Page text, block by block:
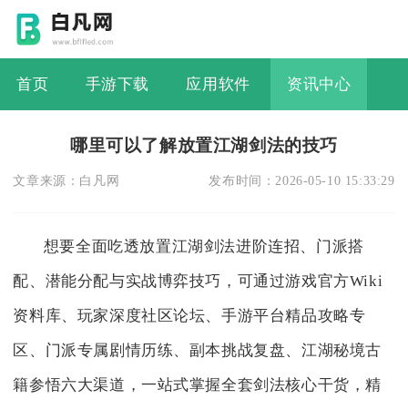
首页 手游下载 应用软件 资讯中心
哪里可以了解放置江湖剑法的技巧
文章来源： 白凡网 发布时间： 2026-05-10 15:33:29
想要全面吃透放置江湖剑法进阶连招、门派搭
配、潜能分配与实战博弈技巧，可通过游戏官方Wiki
资料库、玩家深度社区论坛、手游平台精品攻略专
区、门派专属剧情历练、副本挑战复盘、江湖秘境古
籍参悟六大渠道，一站式掌握全套剑法核心干货，精